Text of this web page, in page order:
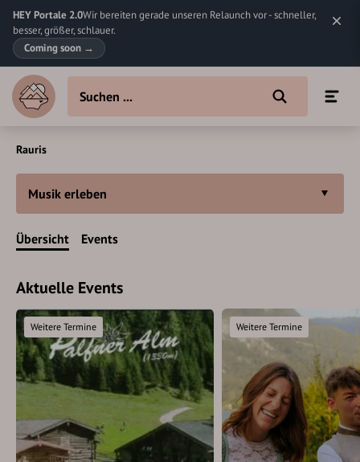
HEY Portale 2.0Wir bereiten gerade unseren Relaunch vor - schneller,
besser, größer, schlauer.
Coming soon →
Rauris
Musik erleben
Übersicht Events
Aktuelle Events
Weitere Termine Weitere Termine